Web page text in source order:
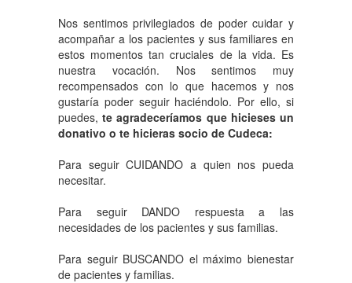
Nos sentimos privilegiados de poder cuidar y
acompañar a los pacientes y sus familiares en
estos momentos tan cruciales de la vida. Es
nuestra vocación. Nos sentimos muy
recompensados con lo que hacemos y nos
gustaría poder seguir haciéndolo. Por ello, si
puedes,te agradeceríamos que hicieses un
donativo o te hicieras socio de Cudeca:
Para seguir CUIDANDO a quien nos pueda
necesitar.
Para seguir DANDO respuesta a las
necesidades de los pacientes y sus familias.
Para seguir BUSCANDO el máximo bienestar
de pacientes y familias.